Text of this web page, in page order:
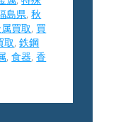
島県,秋
買取, 買
取,鉄鋼
,食器,香